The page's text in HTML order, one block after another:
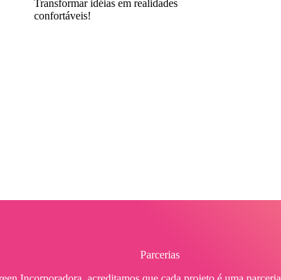
Transformar idéias em realidades
confortáveis!
Parcerias